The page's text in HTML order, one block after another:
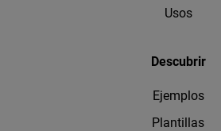
Usos
Descubrir
Ejemplos
Plantillas